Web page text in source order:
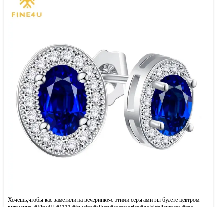
Хочешь,чтобы вас заметили на вечеринке-с этими серьгами вы будете центром